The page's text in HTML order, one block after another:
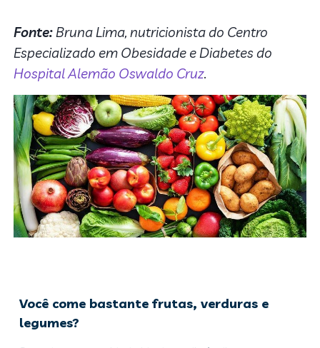
Fonte:Bruna Lima, nutricionista do Centro
Especializado em Obesidade e Diabetes do
Hospital Alemão Oswaldo Cruz.